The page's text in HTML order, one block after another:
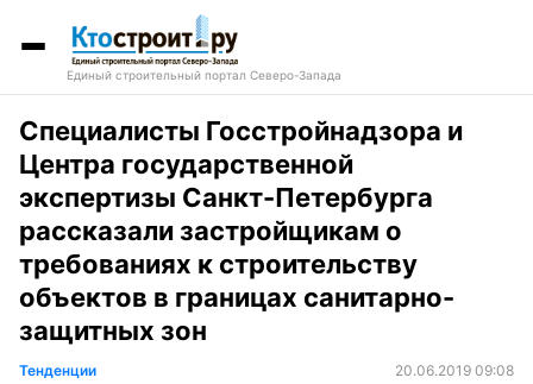
Единый строительный портал Северо-Запада
Специалисты Госстройнадзора и
Центра государственной
экспертизы Санкт-Петербурга
рассказали застройщикам о
требованиях к строительству
объектов в границах санитарно-
защитных зон
Тенденции 20.06.2019 09:08